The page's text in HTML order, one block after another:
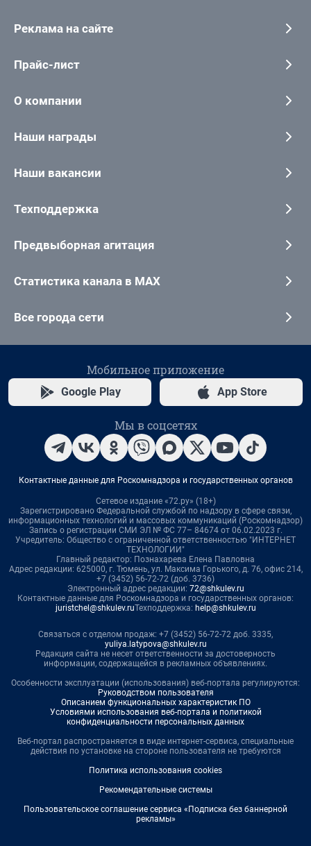
Реклама на сайте
Прайс-лист
О компании
Наши награды
Наши вакансии
Техподдержка
Предвыборная агитация
Статистика канала в MAX
Все города сети
Мобильное приложение
Google Play App Store
Мы в соцсетях
Контактные данные для Роскомнадзора и государственных органов
Сетевое издание «72.ру» (18+)
Зарегистрировано Федеральной службой по надзору в сфере связи,
информационных технологий и массовых коммуникаций (Роскомнадзор)
Запись о регистрации СМИ ЭЛ № ФС 77– 84674 от 06.02.2023 г.
Учредитель: Общество с ограниченной ответственностью "ИНТЕРНЕТ
ТЕХНОЛОГИИ"
Главный редактор: Познахарева Елена Павловна
Адрес редакции: 625000, г. Тюмень, ул. Максима Горького, д. 76, офис 214,
+7 (3452) 56-72-72 (доб. 3736)
Электронный адрес редакции: 72@shkulev.ru
Контактные данные для Роскомнадзора и государственных органов:
juristchel@shkulev.ruТехподдержка: help@shkulev.ru
Связаться с отделом продаж: +7 (3452) 56-72-72 доб. 3335,
yuliya.latypova@shkulev.ru
Редакция сайта не несет ответственности за достоверность
информации, содержащейся в рекламных объявлениях.
Особенности эксплуатации (использования) веб-портала регулируются:
Руководством пользователя
Описанием функциональных характеристик ПО
Условиями использования веб-портала и политикой
конфиденциальности персональных данных
Веб-портал распространяется в виде интернет-сервиса, специальные
действия по установке на стороне пользователя не требуются
Политика использования cookies
Рекомендательные системы
Пользовательское соглашение сервиса «Подписка без баннерной
рекламы»